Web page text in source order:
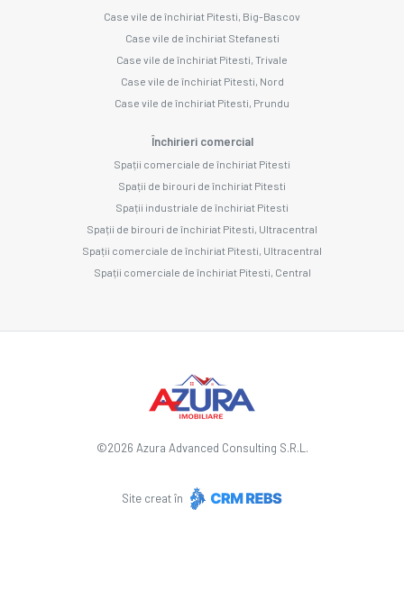
Case vile de închiriat Pitesti, Big-Bascov
Case vile de închiriat Stefanesti
Case vile de închiriat Pitesti, Trivale
Case vile de închiriat Pitesti, Nord
Case vile de închiriat Pitesti, Prundu
Închirieri comercial
Spații comerciale de închiriat Pitesti
Spații de birouri de închiriat Pitesti
Spații industriale de închiriat Pitesti
Spații de birouri de închiriat Pitesti, Ultracentral
Spații comerciale de închiriat Pitesti, Ultracentral
Spații comerciale de închiriat Pitesti, Central
©2026 Azura Advanced Consulting S.R.L.
Site creat în